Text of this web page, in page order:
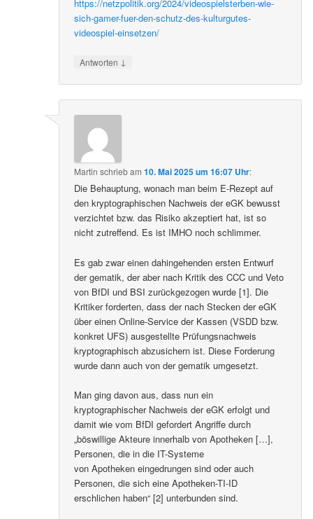
https://netzpolitik.org/2024/videospielsterben-wie-
sich-gamer-fuer-den-schutz-des-kulturgutes-
videospiel-einsetzen/
Antworten ↓
Martin schriebam10. Mai 2025 um 16:07 Uhr:
Die Behauptung, wonach man beim E-Rezept auf
den kryptographischen Nachweis der eGK bewusst
verzichtet bzw. das Risiko akzeptiert hat, ist so
nicht zutreffend. Es ist IMHO noch schlimmer.
Es gab zwar einen dahingehenden ersten Entwurf
der gematik, der aber nach Kritik des CCC und Veto
von BfDI und BSI zurückgezogen wurde [1]. Die
Kritiker forderten, dass der nach Stecken der eGK
über einen Online-Service der Kassen (VSDD bzw.
konkret UFS) ausgestellte Prüfungsnachweis
kryptographisch abzusichern ist. Diese Forderung
wurde dann auch von der gematik umgesetzt.
Man ging davon aus, dass nun ein
kryptographischer Nachweis der eGK erfolgt und
damit wie vom BfDI gefordert Angriffe durch
„böswillige Akteure innerhalb von Apotheken […],
Personen, die in die IT-Systeme
von Apotheken eingedrungen sind oder auch
Personen, die sich eine Apotheken-TI-ID
erschlichen haben“ [2] unterbunden sind.